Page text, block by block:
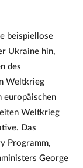
beispiellose
Ukraine hin,
des
Weltkrieg
europäischen
Weltkrieg
Das
Programm,
George